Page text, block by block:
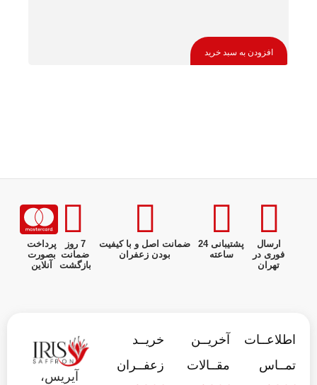
افزودن به سبد خرید
ارسال
فوری در
تهران
پشتیبانی 24
ساعته
ضمانت اصل و با کیفیت
بودن زعفران
7 روز
ضمانت
بازگشت
پرداخت
بصورت
آنلاین
اطلاعــات
تمــاس
آخریــن
مقــالات
خریــد
زعفــران
آیریس،